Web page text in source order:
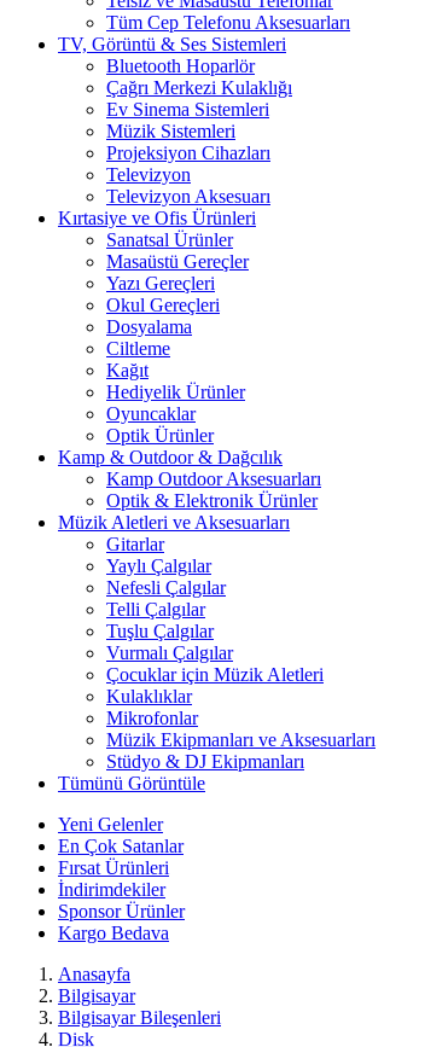
Tüm Cep Telefonu Aksesuarları
TV, Görüntü & Ses Sistemleri
Bluetooth Hoparlör
Çağrı Merkezi Kulaklığı
Ev Sinema Sistemleri
Müzik Sistemleri
Projeksiyon Cihazları
Televizyon
Televizyon Aksesuarı
Kırtasiye ve Ofis Ürünleri
Sanatsal Ürünler
Masaüstü Gereçler
Yazı Gereçleri
Okul Gereçleri
Dosyalama
Ciltleme
Kağıt
Hediyelik Ürünler
Oyuncaklar
Optik Ürünler
Kamp & Outdoor & Dağcılık
Kamp Outdoor Aksesuarları
Optik & Elektronik Ürünler
Müzik Aletleri ve Aksesuarları
Gitarlar
Yaylı Çalgılar
Nefesli Çalgılar
Telli Çalgılar
Tuşlu Çalgılar
Vurmalı Çalgılar
Çocuklar için Müzik Aletleri
Kulaklıklar
Mikrofonlar
Müzik Ekipmanları ve Aksesuarları
Stüdyo & DJ Ekipmanları
Tümünü Görüntüle
Yeni Gelenler
En Çok Satanlar
Fırsat Ürünleri
İndirimdekiler
Sponsor Ürünler
Kargo Bedava
Anasayfa
Bilgisayar
Bilgisayar Bileşenleri
Disk